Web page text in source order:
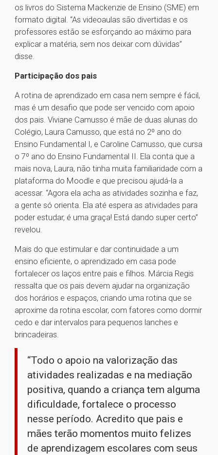
os livros do Sistema Mackenzie de Ensino (SME) em
formato digital. “As videoaulas são divertidas e os
professores estão se esforçando ao máximo para
explicar a matéria, sem nos deixar com dúvidas”
disse.
Participação dos pais
A rotina de aprendizado em casa nem sempre é fácil,
mas é um desafio que pode ser vencido com apoio
dos pais. Viviane Camusso é mãe de duas alunas do
Colégio, Laura Camusso, que está no 2º ano do
Ensino Fundamental I, e Caroline Camusso, que cursa
o 7º ano do Ensino Fundamental II. Ela conta que a
mais nova, Laura, não tinha muita familiaridade com a
plataforma do Moodle e que precisou ajudá-la a
acessar. “Agora ela acha as atividades sozinha e faz,
a gente só orienta. Ela até espera as atividades para
poder estudar, é uma graça! Está dando super certo”
revelou.
Mais do que estimular e dar continuidade a um
ensino eficiente, o aprendizado em casa pode
fortalecer os laços entre pais e filhos. Márcia Regis
ressalta que os pais devem ajudar na organização
dos horários e espaços, criando uma rotina que se
aproxime da rotina escolar, com fatores como dormir
cedo e dar intervalos para pequenos lanches e
brincadeiras.
“Todo o apoio na valorização das
atividades realizadas e na mediação
positiva, quando a criança tem alguma
dificuldade, fortalece o processo
nesse período. Acredito que pais e
mães terão momentos muito felizes
de aprendizagem escolares com seus